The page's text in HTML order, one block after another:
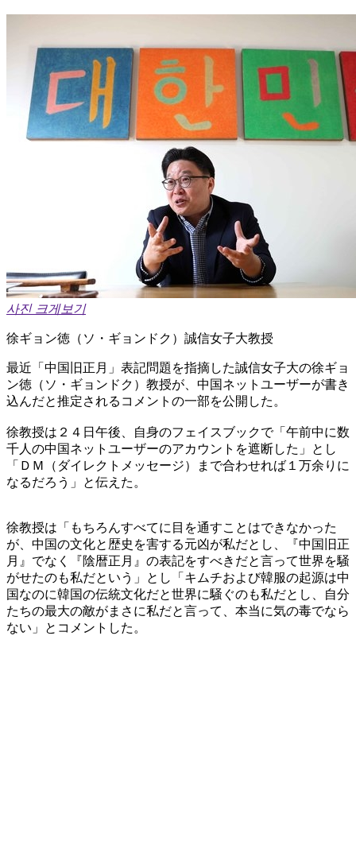
사진 크게보기
徐ギョン徳（ソ・ギョンドク）誠信女子大教授
最近「中国旧正月」表記問題を指摘した誠信女子大の徐ギョ
ン徳（ソ・ギョンドク）教授が、中国ネットユーザーが書き
込んだと推定されるコメントの一部を公開した。
徐教授は２４日午後、自身のフェイスブックで「午前中に数
千人の中国ネットユーザーのアカウントを遮断した」とし
「ＤＭ（ダイレクトメッセージ）まで合わせれば１万余りに
なるだろう」と伝えた。
徐教授は「もちろんすべてに目を通すことはできなかった
が、中国の文化と歴史を害する元凶が私だとし、『中国旧正
月』でなく『陰暦正月』の表記をすべきだと言って世界を騒
がせたのも私だという」とし「キムチおよび韓服の起源は中
国なのに韓国の伝統文化だと世界に騒ぐのも私だとし、自分
たちの最大の敵がまさに私だと言って、本当に気の毒でなら
ない」とコメントした。